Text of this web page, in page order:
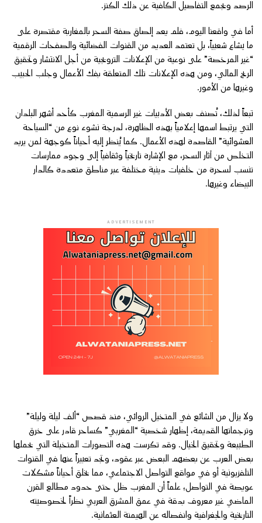
الرصد ويجمع التفاصيل الكافية عن ذلك الكنز.
أما في واقعنا اليوم، فلم يعد إلصاق صفة السحر بالمغاربة مقتصرة على
ما يشاع شعبياً، بل تعتمد العديد من القنوات الفضائية والصفحات الرقمية
“غير المرخصة” على نوعية من الإعلانات الترويجية من أجل الانتشار وتحقيق
الربح المالي، ومن هذه الإعلانات تلك المتعلقة بفك الأعمال وجلب الحبيب
وغيرها من الأمور.
تبعاً لذلك، تُصنف بعض الأدبيات غير الرسمية المغرب كأحد أشهر البلدان
التي يرتبط اسمها إعلامياً بهذه الظاهرة، لدرجة نشوء نوع من “السياحة
العشوائية” القاصدة لهذه الأعمال. كما يُنظر إليه أحياناً كوجهة لمن يريد
التخلص من آثار السحر، مع الإشارة تاريخياً وثقافياً إلى وجود ممارسات
تنسب لسحرة من خلفيات دينية مختلفة عبر مناطق متعددة كالدار
البيضاء وغيرها.
ADVERTISEMENT
ولا يزال من الشائع في المتخيل الروائي، منذ قصص “ألف ليلة وليلة”
وترجماتها القديمة، إظهار شخصية “المغربي” كساحر قادر على خرق
الطبيعة وتحقيق الخيال. وقد تكرست هذه التصورات المتخيلة التي يحملها
بعض العرب عن بعضهم البعض عبر عقود، وتجد تعبيراً عنها في القنوات
التلفزيونية أو في مواقع التواصل الاجتماعي، مما يخلق أحياناً مشكلات
عويصة في التواصل؛ علماً أن المغرب ظل حتى حدود مطالع القرن
الماضي غير معروف بدقة في عمق المشرق العربي نظراً لخصوصيته
التاريخية والجغرافية وانفصاله عن الهيمنة العثمانية.